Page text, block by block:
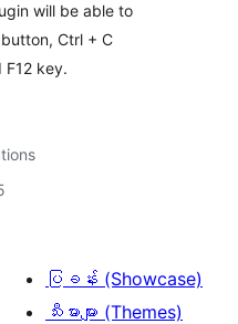
will be able to
Ctrl + C
F12 key.
ပြခန်း (Showcase)
သီးမားများ (Themes)